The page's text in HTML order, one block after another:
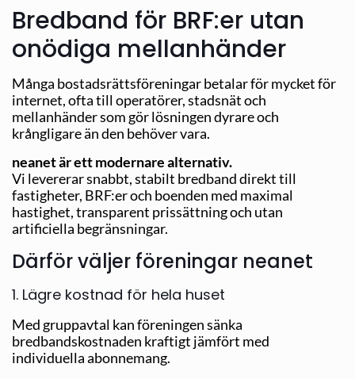
Bredband för BRF:er utan
onödiga mellanhänder
Många bostadsrättsföreningar betalar för mycket för
internet, ofta till operatörer, stadsnät och
mellanhänder som gör lösningen dyrare och
krångligare än den behöver vara.
neanet är ett modernare alternativ.
Vi levererar snabbt, stabilt bredband direkt till
fastigheter, BRF:er och boenden med maximal
hastighet, transparent prissättning och utan
artificiella begränsningar.
Därför väljer föreningar neanet
1. Lägre kostnad för hela huset
Med gruppavtal kan föreningen sänka
bredbandskostnaden kraftigt jämfört med
individuella abonnemang.